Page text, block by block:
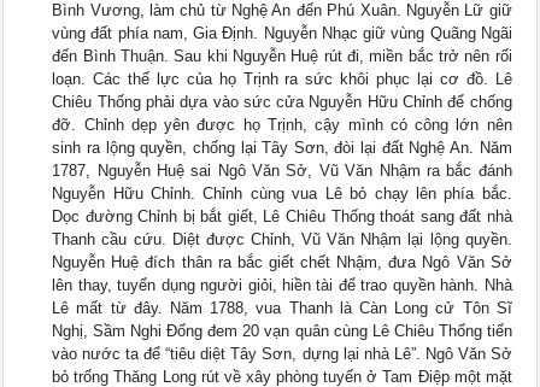
Bình Vương, làm chủ từ Nghệ An đến Phú Xuân. Nguyễn Lữ giữ
vùng đất phía nam, Gia Định. Nguyễn Nhạc giữ vùng Quãng Ngãi
đến Bình Thuận. Sau khi Nguyễn Huệ rút đi, miền bắc trở nên rối
loạn. Các thế lực của họ Trịnh ra sức khôi phục lại cơ đồ. Lê
Chiêu Thống phải dựa vào sức cửa Nguyễn Hữu Chỉnh để chống
đỡ. Chỉnh dẹp yên được họ Trịnh, cậy mình có công lớn nên
sinh ra lộng quyền, chống lại Tây Sơn, đòi lại đất Nghệ An. Năm
1787, Nguyễn Huệ sai Ngô Văn Sở, Vũ Văn Nhậm ra bắc đánh
Nguyễn Hữu Chỉnh. Chỉnh cùng vua Lê bỏ chạy lên phía bắc.
Dọc đường Chỉnh bị bắt giết, Lê Chiêu Thống thoát sang đất nhà
Thanh cầu cứu. Diệt được Chỉnh, Vũ Văn Nhậm lại lộng quyền.
Nguyễn Huệ đích thân ra bắc giết chết Nhậm, đưa Ngô Văn Sở
lên thay, tuyển dụng người giỏi, hiền tài để trao quyền hành. Nhà
Lê mất từ đây. Năm 1788, vua Thanh là Càn Long cử Tôn Sĩ
Nghị, Sầm Nghi Đống đem 20 vạn quân cùng Lê Chiêu Thống tiến
vào nước ta để “tiêu diệt Tây Sơn, dựng lại nhà Lê”. Ngô Văn Sở
bỏ trống Thăng Long rút về xây phòng tuyến ở Tam Điệp một mặt